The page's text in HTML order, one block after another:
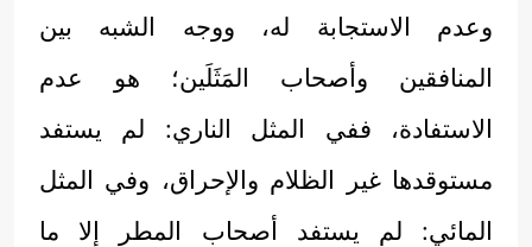
وعدم الاستجابة له، ووجه الشبه بين
المنافقين وأصحاب المَثَلَين؛ هو عدم
الاستفادة، ففي المثل الناري: لم يستفد
مستوقدها غير الظلام والإحراق، وفي المثل
المائي: لم يستفد أصحاب المطر إلا ما